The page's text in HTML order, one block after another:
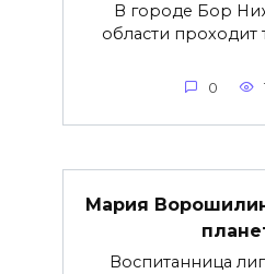
В городе Бор
области
0
Мария
Воспитанница